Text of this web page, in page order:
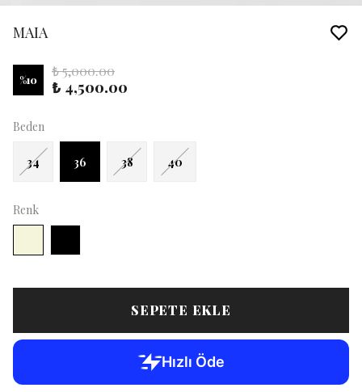
MAIA
%10
₺ 5,000.00
₺ 4,500.00
Beden
34 36 38 40
Renk
SEPETE EKLE